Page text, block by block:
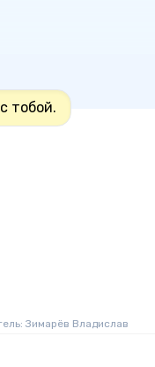
тобой.
Зимарёв Владислав